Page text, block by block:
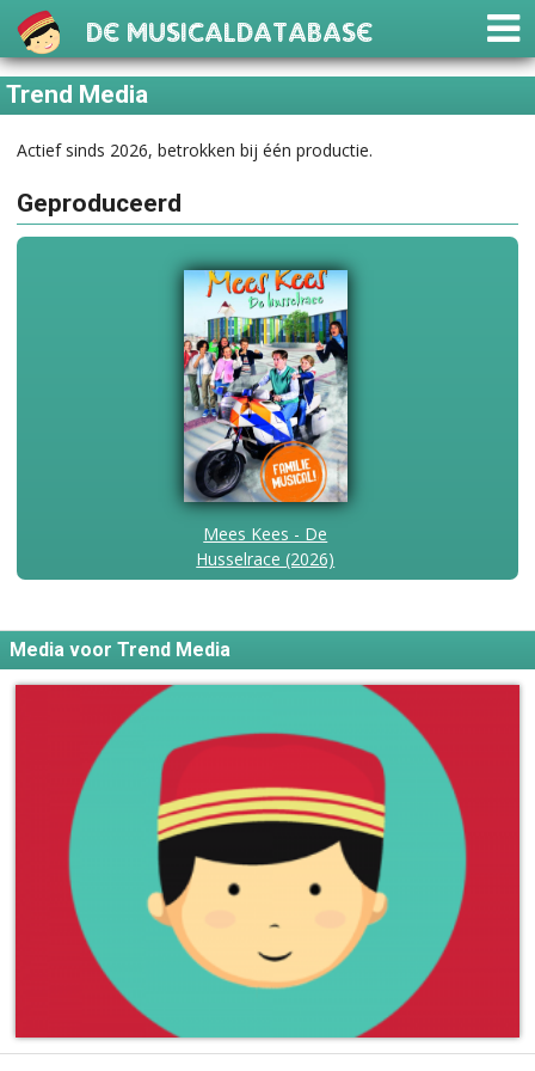
De Musicaldatabase
Trend Media
Actief sinds 2026, betrokken bij één productie.
Geproduceerd
Mees Kees - De
Husselrace (2026)
Media voor Trend Media